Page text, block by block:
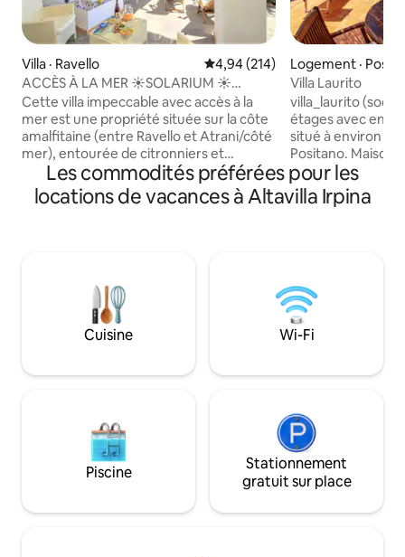
Villa · Ravello Note moyenne de 4,94 sur 5,
4,94 (214)
ACCÈS À LA MER ☀️SOLARIUM ☀️
PARKING ☀️ RAVELLO SEASIDE
Cette villa impeccable avec accès à la
mer est une propriété située sur la côte
amalfitaine (entre Ravello et Atrani/côté
mer), entourée de citronniers et
d'orangers, avec un solarium spacieux et
un accès direct à la mer. Il peut accueillir
3 personnes. Stationnement disponible
nettoyage formée à la désinfection et à
l'assainissement. ⦿ Distances : Ravello
(3 km) Amalfi (1,5 km) Atrani (1 km)
Positano (17 km) Minori (2,5 km) L'île de
Logement ·
Villa Laurito
villa_laurito (social) Maison de deux
étages avec
situé à environ 2
Positano. Maison
Laurito où se
Adolfo ». Pour
la route, il est
Capri, l'île de Li
TAXE
OSPITE/NOTTE
POUR
Les commodités préférées pour les
locations de vacances à Altavilla Irpina
Cuisine Wi-Fi
Piscine
Stationnement
gratuit sur place